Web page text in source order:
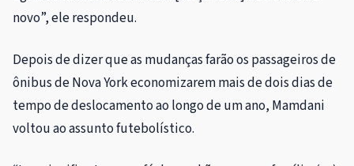
novo”, ele respondeu.
Depois de dizer que as mudanças farão os passageiros de
ônibus de Nova York economizarem mais de dois dias de
tempo de deslocamento ao longo de um ano, Mamdani
voltou ao assunto futebolístico.